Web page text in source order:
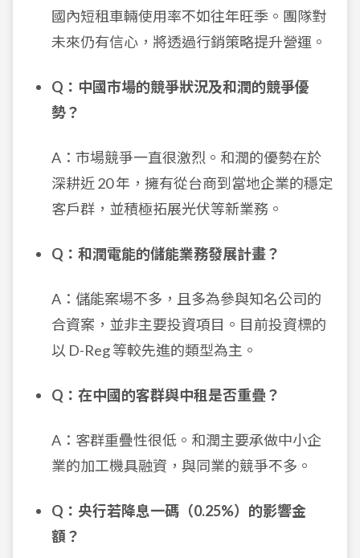
國內短租車輛使用率不如往年旺季。團隊對
未來仍有信心，將透過行銷策略提升營運。
Q：中國市場的競爭狀況及和潤的競爭優
勢？
A：市場競爭一直很激烈。和潤的優勢在於
深耕近 20 年，擁有從台商到當地企業的穩定
客戶群，並積極拓展光伏等新業務。
Q：和潤電能的儲能業務發展計畫？
A：儲能案場不多，且多為參與知名公司的
合資案，並非主要投資項目。目前投資標的
以 D-Reg 等較先進的類型為主。
Q：在中國的客群與中租是否重疊？
A：客群重疊性很低。和潤主要承做中小企
業的加工機具融資，與同業的競爭不多。
Q：央行若降息一碼（0.25%）的影響金
額？